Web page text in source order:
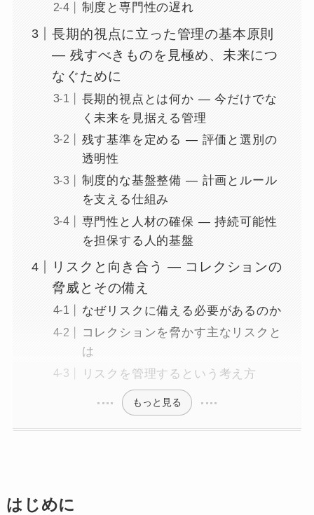
制度と専門性の遅れ
長期的視点に立った管理の基本原則
― 残すべきものを見極め、未来につ
なぐために
長期的視点とは何か ― 今だけでな
く未来を見据える管理
残す基準を定める ― 評価と選別の
透明性
制度的な基盤整備 ― 計画とルール
を支える仕組み
専門性と人材の確保 ― 持続可能性
を担保する人的基盤
リスクと向き合う ― コレクションの
脅威とその備え
なぜリスクに備える必要があるのか
コレクションを脅かす主なリスクと
は
リスクを管理するという考え方
もっと見る
はじめに